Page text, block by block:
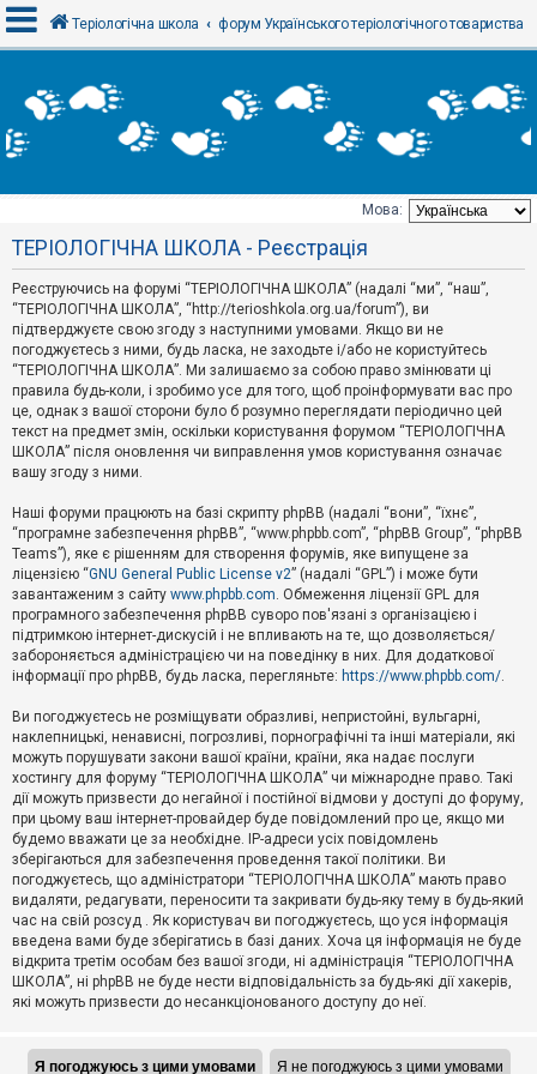
х
і
Т
е
м
и
б
е
з
в
і
д
п
о
в
і
д
й
А
к
т
и
в
н
і
м
и
П
о
ш
у
Д
о
п
о
м
Теріологічна школа форум Українського теріологічного товариства
Мова:
ТЕРІОЛОГІЧНА ШКОЛА - Реєстрація
Реєструючись на форумі “ТЕРІОЛОГІЧНА ШКОЛА” (надалі “ми”, “наш”,
“ТЕРІОЛОГІЧНА ШКОЛА”, “http://terioshkola.org.ua/forum”), ви
підтверджуєте свою згоду з наступними умовами. Якщо ви не
погоджуєтесь з ними, будь ласка, не заходьте і/або не користуйтесь
“ТЕРІОЛОГІЧНА ШКОЛА”. Ми залишаємо за собою право змінювати ці
правила будь-коли, і зробимо усе для того, щоб проінформувати вас про
це, однак з вашої сторони було б розумно переглядати періодично цей
текст на предмет змін, оскільки користування форумом “ТЕРІОЛОГІЧНА
ШКОЛА” після оновлення чи виправлення умов користування означає
вашу згоду з ними.
Наші форуми працюють на базі скрипту phpBB (надалі “вони”, “їхнє”,
“програмне забезпечення phpBB”, “www.phpbb.com”, “phpBB Group”, “phpBB
Teams”), яке є рішенням для створення форумів, яке випущене за
ліцензією “GNU General Public License v2” (надалі “GPL”) і може бути
завантаженим з сайту www.phpbb.com. Обмеження ліцензії GPL для
програмного забезпечення phpBB суворо пов'язані з організацією і
підтримкою інтернет-дискусій і не впливають на те, що дозволяється/
забороняється адміністрацією чи на поведінку в них. Для додаткової
інформації про phpBB, будь ласка, перегляньте: https://www.phpbb.com/.
Ви погоджуєтесь не розміщувати образливі, непристойні, вульгарні,
наклепницькі, ненависні, погрозливі, порнографічні та інші матеріали, які
можуть порушувати закони вашої країни, країни, яка надає послуги
хостингу для форуму “ТЕРІОЛОГІЧНА ШКОЛА” чи міжнародне право. Такі
дії можуть призвести до негайної і постійної відмови у доступі до форуму,
при цьому ваш інтернет-провайдер буде повідомлений про це, якщо ми
будемо вважати це за необхідне. IP-адреси усіх повідомлень
зберігаються для забезпечення проведення такої політики. Ви
погоджуєтесь, що адміністратори “ТЕРІОЛОГІЧНА ШКОЛА” мають право
видаляти, редагувати, переносити та закривати будь-яку тему в будь-який
час на свій розсуд . Як користувач ви погоджуєтесь, що уся інформація
введена вами буде зберігатись в базі даних. Хоча ця інформація не буде
відкрита третім особам без вашої згоди, ні адміністрація “ТЕРІОЛОГІЧНА
ШКОЛА”, ні phpBB не буде нести відповідальність за будь-які дії хакерів,
які можуть призвести до несанкціонованого доступу до неї.